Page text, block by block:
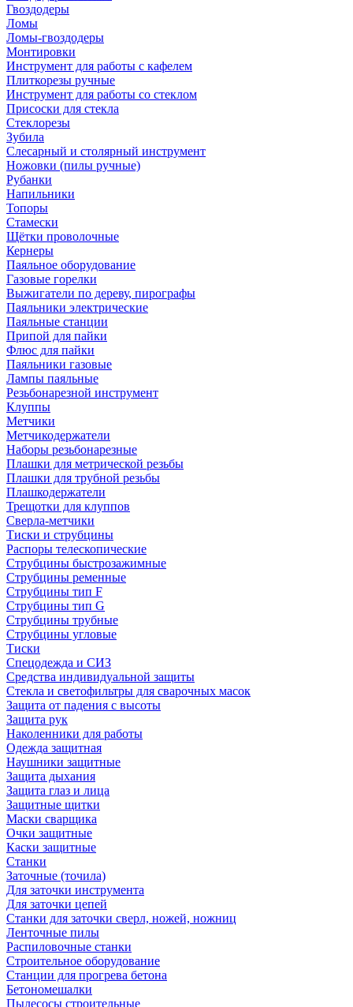
Гвоздодеры
Ломы
Ломы-гвоздодеры
Монтировки
Инструмент для работы с кафелем
Плиткорезы ручные
Инструмент для работы со стеклом
Присоски для стекла
Стеклорезы
Зубила
Слесарный и столярный инструмент
Ножовки (пилы ручные)
Рубанки
Напильники
Топоры
Стамески
Щётки проволочные
Кернеры
Паяльное оборудование
Газовые горелки
Выжигатели по дереву, пирографы
Паяльники электрические
Паяльные станции
Припой для пайки
Флюс для пайки
Паяльники газовые
Лампы паяльные
Резьбонарезной инструмент
Клуппы
Метчики
Метчикодержатели
Наборы резьбонарезные
Плашки для метрической резьбы
Плашки для трубной резьбы
Плашкодержатели
Трещотки для клуппов
Сверла-метчики
Тиски и струбцины
Распоры телескопические
Струбцины быстрозажимные
Струбцины ременные
Струбцины тип F
Струбцины тип G
Струбцины трубные
Струбцины угловые
Тиски
Спецодежда и СИЗ
Средства индивидуальной защиты
Стекла и светофильтры для сварочных масок
Защита от падения с высоты
Защита рук
Наколенники для работы
Одежда защитная
Наушники защитные
Защита дыхания
Защита глаз и лица
Защитные щитки
Маски сварщика
Очки защитные
Каски защитные
Станки
Заточные (точила)
Для заточки инструмента
Для заточки цепей
Станки для заточки сверл, ножей, ножниц
Ленточные пилы
Распиловочные станки
Строительное оборудование
Станции для прогрева бетона
Бетономешалки
Пылесосы строительные